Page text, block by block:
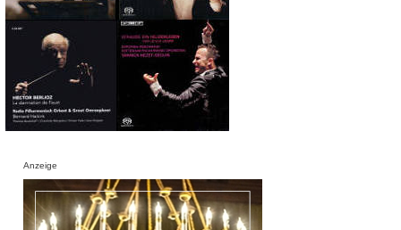
Anzeige